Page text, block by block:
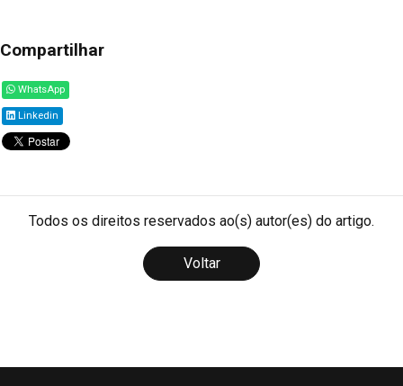
Compartilhar
WhatsApp
Linkedin
Todos os direitos reservados ao(s) autor(es) do artigo.
Voltar